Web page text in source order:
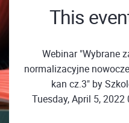
This
Webinar "Wybrane
normalizacyjne
kan cz.3" by
Tuesday, April 5,